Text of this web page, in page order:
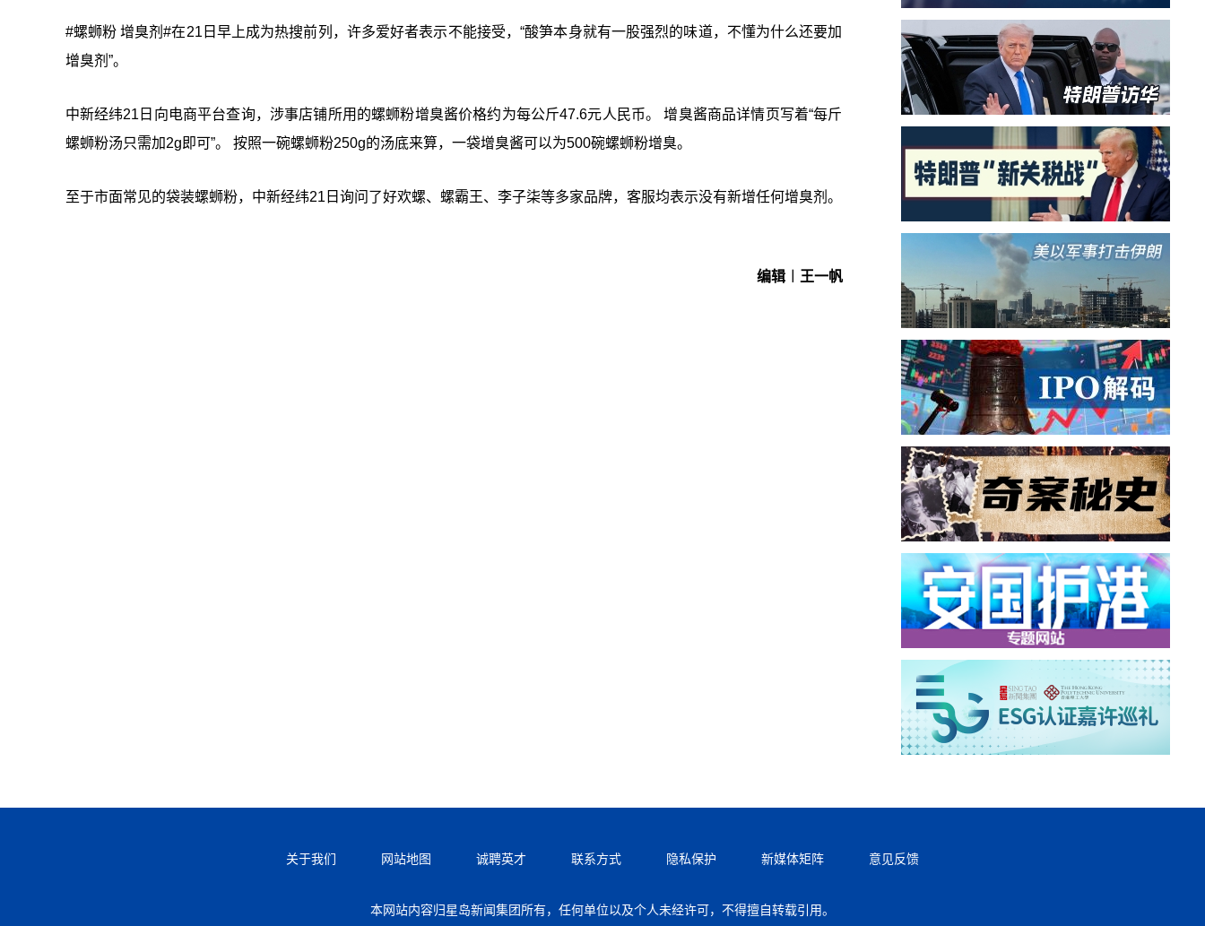
#螺蛳粉 增臭剂#在21日早上成为热搜前列，许多爱好者表示不能接受，“酸笋本身就有一股强烈的味道，不懂为什么还要加
增臭剂”。
中新经纬21日向电商平台查询，涉事店铺所用的螺蛳粉增臭酱价格约为每公斤47.6元人民币。 增臭酱商品详情页写着“每斤
螺蛳粉汤只需加2g即可”。 按照一碗螺蛳粉250g的汤底来算，一袋增臭酱可以为500碗螺蛳粉增臭。
至于市面常见的袋装螺蛳粉，中新经纬21日询问了好欢螺、螺霸王、李子柒等多家品牌，客服均表示没有新增任何增臭剂。
编辑︱王一帆
关于我们 网站地图 诚聘英才 联系方式 隐私保护 新媒体矩阵 意见反馈
本网站内容归星岛新闻集团所有，任何单位以及个人未经许可，不得擅自转载引用。